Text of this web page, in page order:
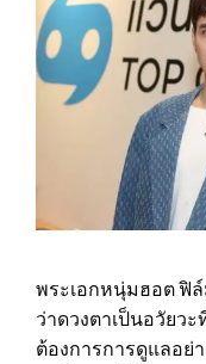
พระเอกหนุ่มฮอต ฟิล์
ว่าดวงตาเป็นอวัยว
ต้องการการดูแลอย่